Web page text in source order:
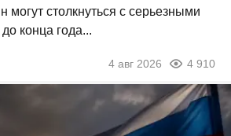
могут столкнуться с серьезными
конца года...
4 авг 2026 4 910